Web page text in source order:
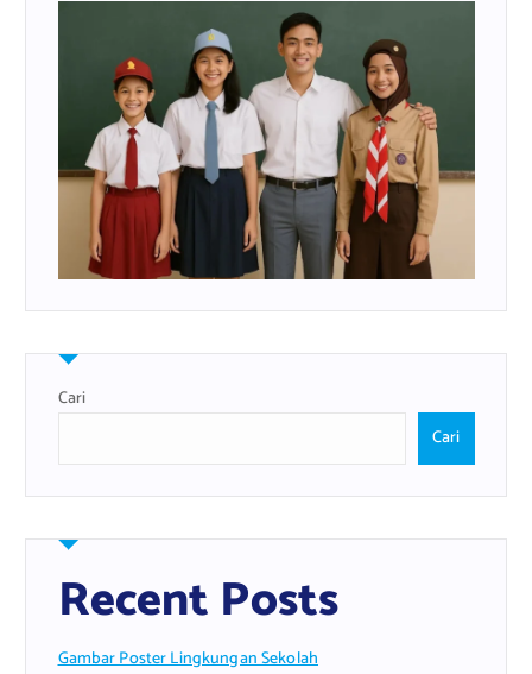
Cari
Cari
Recent Posts
Gambar Poster Lingkungan Sekolah